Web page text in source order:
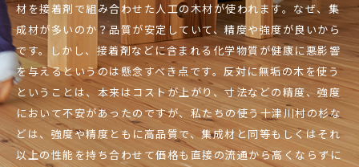
材を接着剤で組み合わせた人工の木材が使われます。なぜ、集
成材が多いのか？品質が安定していて、精度や強度が良いから
です。しかし、接着剤などに含まれる化学物質が健康に悪影響
を与えるというのは懸念すべき点です。反対に無垢の木を使う
ということは、本来はコストが上がり、寸法などの精度、強度
において不安があったのですが、私たちの使う十津川村の杉な
どは、強度や精度ともに高品質で、集成材と同等もしくはそれ
以上の性能を持ち合わせて価格も直接の流通から高くならずに